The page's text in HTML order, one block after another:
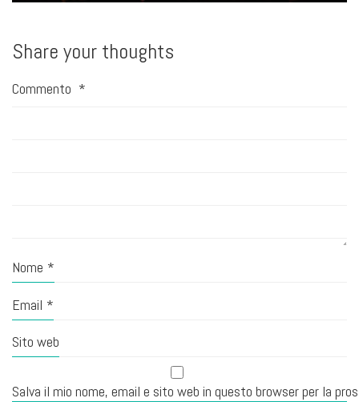
Share your thoughts
Commento *
Nome *
Email *
Sito web
Salva il mio nome, email e sito web in questo browser per la